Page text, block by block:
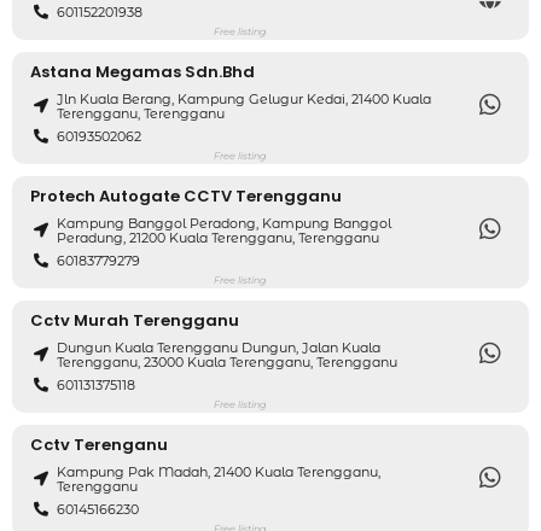
601152201938
Free listing
Astana Megamas Sdn.Bhd
Jln Kuala Berang, Kampung Gelugur Kedai, 21400 Kuala
Terengganu, Terengganu
60193502062
Free listing
Protech Autogate CCTV Terengganu
Kampung Banggol Peradong, Kampung Banggol
Peradung, 21200 Kuala Terengganu, Terengganu
60183779279
Free listing
Cctv Murah Terengganu
Dungun Kuala Terengganu Dungun, Jalan Kuala
Terengganu, 23000 Kuala Terengganu, Terengganu
601131375118
Free listing
Cctv Terenganu
Kampung Pak Madah, 21400 Kuala Terengganu,
Terengganu
60145166230
Free listing